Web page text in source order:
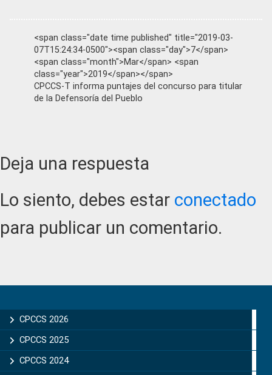
<span class="date time published" title="2019-03-
07T15:24:34-0500"><span class="day">7</span>
<span class="month">Mar</span> <span
class="year">2019</span></span>
CPCCS-T informa puntajes del concurso para titular
de la Defensoría del Pueblo
Reader
Interactions
Deja una respuesta
Lo siento, debes estar conectado
para publicar un comentario.
Sidebar
CPCCS 2026
CPCCS 2025
CPCCS 2024